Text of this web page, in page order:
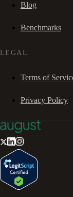
Blog
Benchmarks
LEGAL
Terms of
Privacy Policy